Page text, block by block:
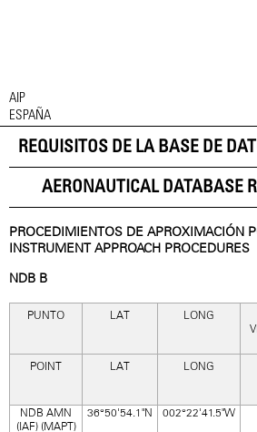
AIP
ESPAÑA
REQUISITOS DE LA BASE DE
AERONAUTICAL DATABASE
PROCEDIMIENTOS DE APROXIMACIÓN
INSTRUMENT APPROACH PROCEDURES
NDB B
PUNTO LAT LONG
POINT
LAT LONG
NDB AMN
(IAF) (MAPT)
36°50'54.1"N 002°22'41.5"W